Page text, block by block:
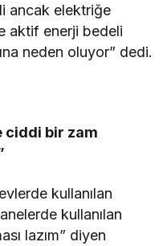
ancak elektriğe
aktif enerji bedeli
neden oluyor” dedi.
ciddi bir zam
kullanılan
kullanılan
lazım” diyen